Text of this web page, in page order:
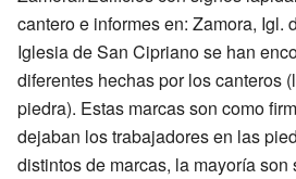
cantero e informes en: Zamora, Igl.
Iglesia de San Cipriano se han
diferentes hechas por los canteros
piedra). Estas marcas son como
dejaban los trabajadores en las
distintos de marcas, la mayoría